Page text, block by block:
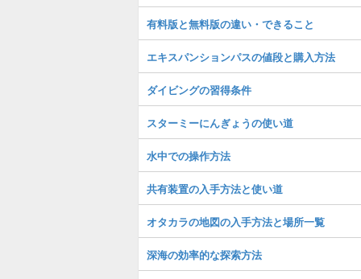
有料版と無料版の違い・できること
エキスパンションパスの値段と購入方法
ダイビングの習得条件
スターミーにんぎょうの使い道
水中での操作方法
共有装置の入手方法と使い道
オタカラの地図の入手方法と場所一覧
深海の効率的な探索方法